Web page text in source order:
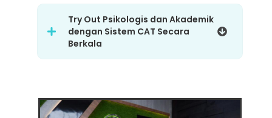
Try Out Psikologis dan Akademik
dengan Sistem CAT Secara
Berkala